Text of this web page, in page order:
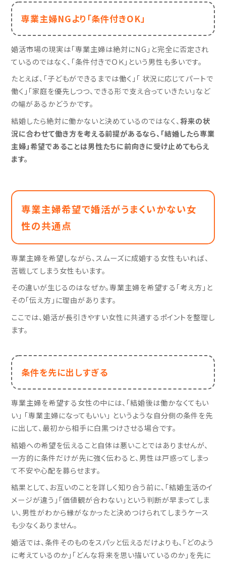
専業主婦NGより「条件付きOK」
婚活市場の現実は「専業主婦は絶対にNG」と完全に否定され
ているのではなく、「条件付きでＯＫ」という男性も多いです。
たとえば、「子どもができるまでは働く」「 状況に応じてパートで
働く」「家庭を優先しつつ、できる形で支え合っていきたい」など
の幅があるかどうかです。
結婚したら絶対に働かないと決めているのではなく、将来の状
況に合わせて働き方を考える前提があるなら、「結婚したら専業
主婦」希望であることは男性たちに前向きに受け止めてもらえ
ます。
専業主婦希望で婚活がうまくいかない女
性の共通点
専業主婦を希望しながら、スムーズに成婚する女性もいれば、
苦戦してしまう女性もいます。
その違いが生じるのはなぜか。専業主婦を希望する「考え方」と
その「伝え方」に理由があります。
ここでは、婚活が長引きやすい女性に共通するポイントを整理し
ます。
条件を先に出しすぎる
専業主婦を希望する女性の中には、「結婚後は働かなくてもい
い」 「専業主婦になってもいい」 というような自分側の条件を先
に出して、最初から相手に白黒つけさせる場合です。
結婚への希望を伝えること自体は悪いことではありませんが、
一方的に条件だけが先に強く伝わると、男性は戸惑ってしまっ
て不安や心配を募らせます。
結果として、お互いのことを詳しく知り合う前に、「結婚生活のイ
メージが違う」「価値観が合わない」という判断が早まってしま
い、男性がわから縁がなかったと決めつけられてしまうケース
も少なくありません。
婚活では、条件そのものをスパッと伝えるだけよりも、「どのよう
に考えているのか」「どんな将来を思い描いているのか」を先に